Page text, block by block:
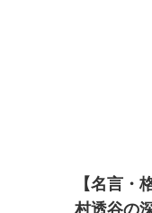
【名言
村透谷の